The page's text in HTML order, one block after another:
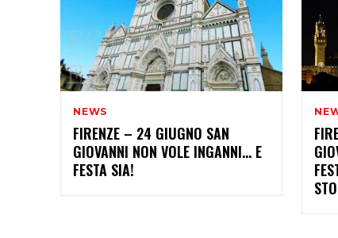
NEWS
FIRENZE – 24 GIUGNO SAN
GIOVANNI NON VOLE INGANNI… E
FESTA SIA!